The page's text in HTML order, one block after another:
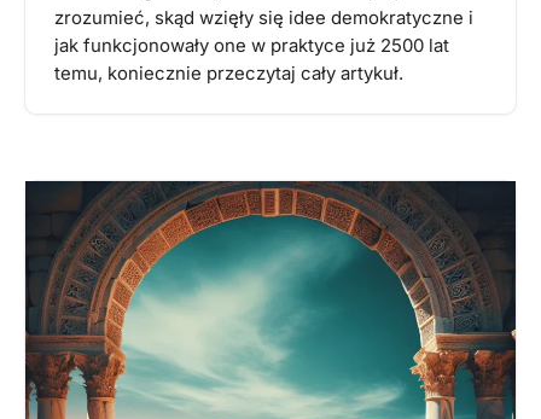
zrozumieć, skąd wzięły się idee demokratyczne i
jak funkcjonowały one w praktyce już 2500 lat
temu, koniecznie przeczytaj cały artykuł.